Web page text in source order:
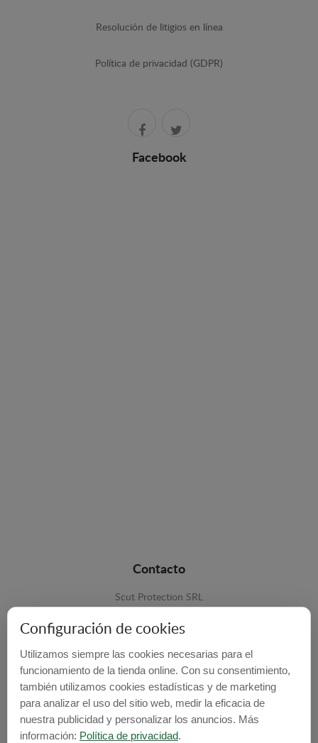
Resolución de litigios en línea
Política de privacidad (GDPR)
Facebook
Contacto
Scut Protection SRL
Harghita, Romania
E-mail: info@cubrecarter.com
Configuración de cookies
Utilizamos siempre las cookies necesarias para el
funcionamiento de la tienda online. Con su consentimiento,
también utilizamos cookies estadísticas y de marketing
para analizar el uso del sitio web, medir la eficacia de
nuestra publicidad y personalizar los anuncios. Más
información: Política de privacidad.